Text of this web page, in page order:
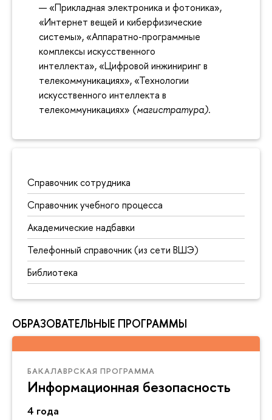
«Прикладная электроника и фотоника»,
«Интернет вещей и киберфизические
системы», «Аппаратно-программные
комплексы искусственного
интеллекта», «Цифровой инжиниринг в
телекоммуникациях», «Технологии
искусственного интеллекта в
телекоммуникациях» (магистратура).
Справочник сотрудника
Справочник учебного процесса
Академические надбавки
Телефонный справочник (из сети ВШЭ)
Библиотека
ОБРАЗОВАТЕЛЬНЫЕ ПРОГРАММЫ
БАКАЛАВРСКАЯ ПРОГРАММА
Информационная безопасность
4 года